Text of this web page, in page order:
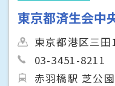
東京都済生会中
東京都港区三
03-3451-8211
赤羽橋駅 芝公